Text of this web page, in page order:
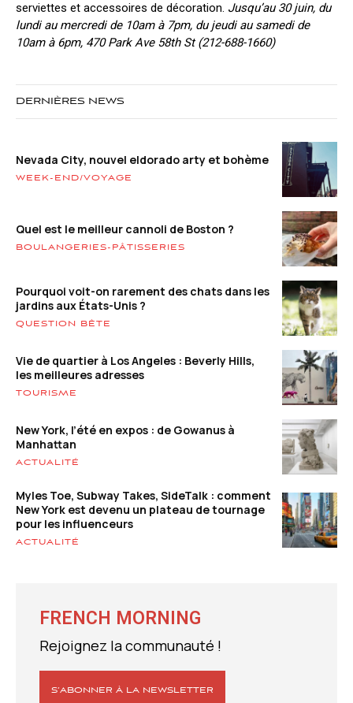
serviettes et accessoires de décoration. Jusqu’au 30 juin, du
lundi au mercredi de 10am à 7pm, du jeudi au samedi de
10am à 6pm, 470 Park Ave 58th St (212-688-1660)
DERNIÈRES NEWS
Nevada City, nouvel eldorado arty et bohème
WEEK-END/VOYAGE
Quel est le meilleur cannoli de Boston ?
BOULANGERIES-PÂTISSERIES
Pourquoi voit-on rarement des chats dans les
jardins aux États-Unis ?
QUESTION BÊTE
Vie de quartier à Los Angeles : Beverly Hills,
les meilleures adresses
TOURISME
New York, l’été en expos : de Gowanus à
Manhattan
ACTUALITÉ
Myles Toe, Subway Takes, SideTalk : comment
New York est devenu un plateau de tournage
pour les influenceurs
ACTUALITÉ
FRENCH MORNING
Rejoignez la communauté !
S’ABONNER À LA NEWSLETTER